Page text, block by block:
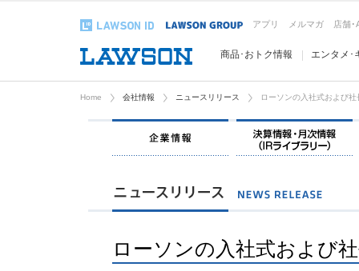
アプリ メルマガ 店舗･
商品･おトク情報 エンタメ･
Home 会社情報 ニュースリリース ローソンの入社式および
企業情報
ローソンの入社式および